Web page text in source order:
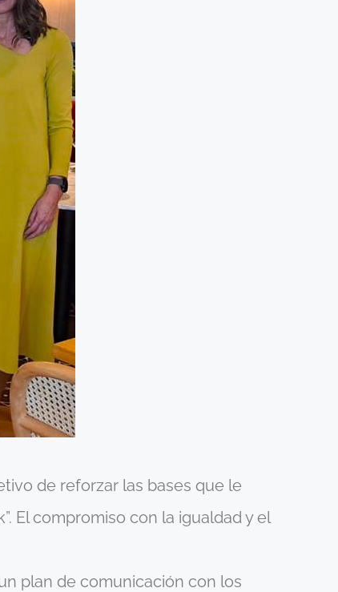
de reforzar las bases que le
El compromiso con la igualdad y el
plan de comunicación con los